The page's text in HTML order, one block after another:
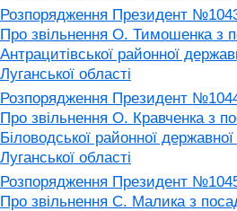
Розпорядження Президент
Про звільнення О. Тимошенка з
Антрацитівської районної
Луганської області
Розпорядження Президент
Про звільнення О. Кравченка з
Біловодської районної державної
Луганської області
Розпорядження Президент
Про звільнення С. Малика з